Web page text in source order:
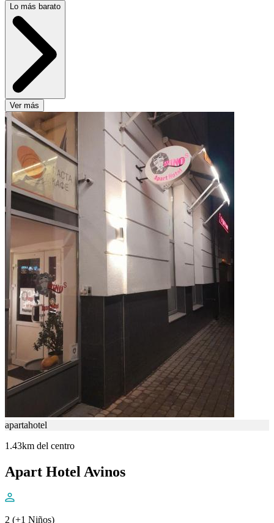
Lo más barato
Ver más
apartahotel
1.43km del centro
Apart Hotel Avinos
2 (+1 Niños)